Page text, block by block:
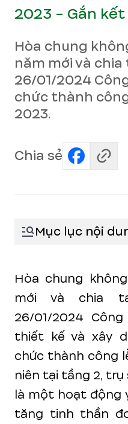
2023 - Gắn
Hòa chung
năm mới và
26/01/2024
chức thành
2023.
Chia sẻ
Mục lục nội
Hòa chung
mới và chia
26/01/2024
thiết kế và xây
chức thành công
niên tại tầng 2,
là một hoạt động
tăng tinh thần